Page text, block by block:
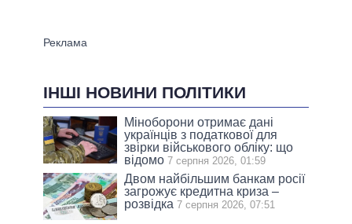
ІНШІ НОВИНИ ПОЛІТИКИ
Міноборони отримає дані
українців з податкової для
звірки військового обліку: що
відомо 7 серпня 2026, 01:59
Двом найбільшим банкам росії
загрожує кредитна криза –
розвідка 7 серпня 2026, 07:51